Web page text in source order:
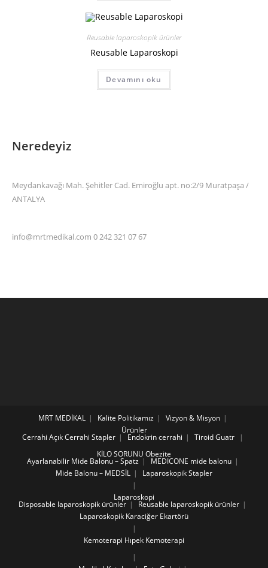
Reusable laparoskopik ürünler
Reusable Laparoskopi
Devamını oku
Neredeyiz
Meydankavağı Mah. Şehitler Cad. Emiroğlu apt. no:2/9 Muratpaşa /
ANTALYA
info@mrtmedikal.com 0 242 321 07 67
MRT MEDİKAL Kalite Politikamız
Vizyon & Misyon
Ürünler
Cerrahi Açık Cerrahi Stapler Endokrin cerrahi
Tiroid Guatr
KİLO SORUNU Obezite
Ayarlanabilir Mide Balonu – Spatz
MEDICONE mide balonu
Mide Balonu – MEDSİL
Laparoskopik Stapler
Laparoskopi
Disposable laparoskopik ürünler
Reusable laparoskopik ürünler
Laparoskopik Karaciğer Ekartörü
Kemoterapi Hıpek Kemoterapi